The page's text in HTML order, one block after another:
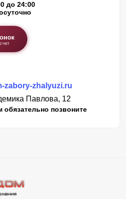
до 24:00
zabory-zhalyuzi.ru
Павлова, 12
обязательно позвоните